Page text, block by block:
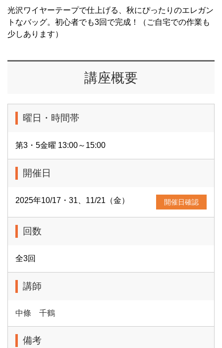
光沢ワイヤーテープで仕上げる、秋にぴったりのエレガン
トなバッグ。初心者でも3回で完成！（ご自宅での作業も
少しあります）
講座概要
曜日・時間帯
第3・5金曜 13:00～15:00
開催日
2025年10/17・31、11/21（金） 開催日確認
回数
全3回
講師
中條 千鶴
備考